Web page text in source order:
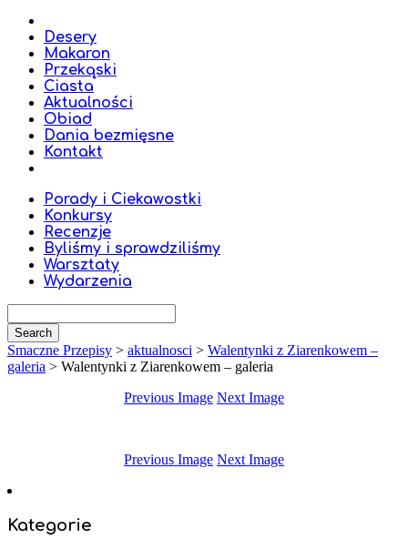
Desery
Makaron
Przekąski
Ciasta
Aktualności
Obiad
Dania bezmięsne
Kontakt
Porady i Ciekawostki
Konkursy
Recenzje
Byliśmy i sprawdziliśmy
Warsztaty
Wydarzenia
Smaczne Przepisy > aktualnosci > Walentynki z Ziarenkowem –
galeria > Walentynki z Ziarenkowem – galeria
Previous Image Next Image
Previous Image Next Image
Kategorie